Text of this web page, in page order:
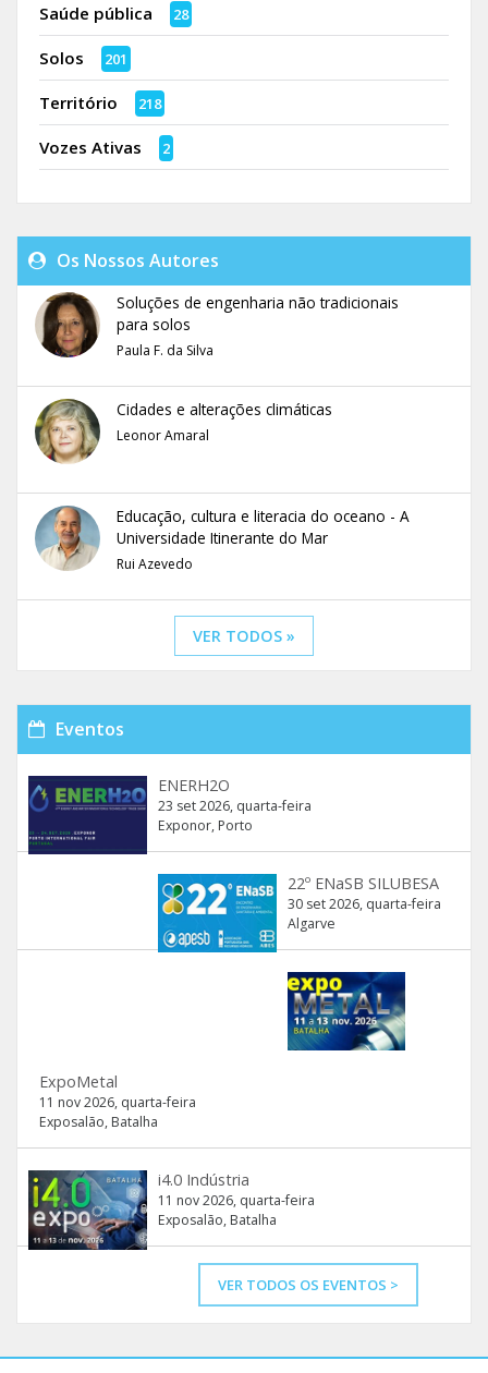
Saúde pública 28
Solos 201
Território 218
Vozes Ativas 2
Os Nossos Autores
Soluções de engenharia não tradicionais
para solos
Paula F. da Silva
Cidades e alterações climáticas
Leonor Amaral
Educação, cultura e literacia do oceano - A
Universidade Itinerante do Mar
Rui Azevedo
VER TODOS »
Eventos
ENERH2O
23 set 2026, quarta-feira
Exponor, Porto
22º ENaSB SILUBESA
30 set 2026, quarta-feira
Algarve
ExpoMetal
11 nov 2026, quarta-feira
Exposalão, Batalha
i4.0 Indústria
11 nov 2026, quarta-feira
Exposalão, Batalha
VER TODOS OS EVENTOS >